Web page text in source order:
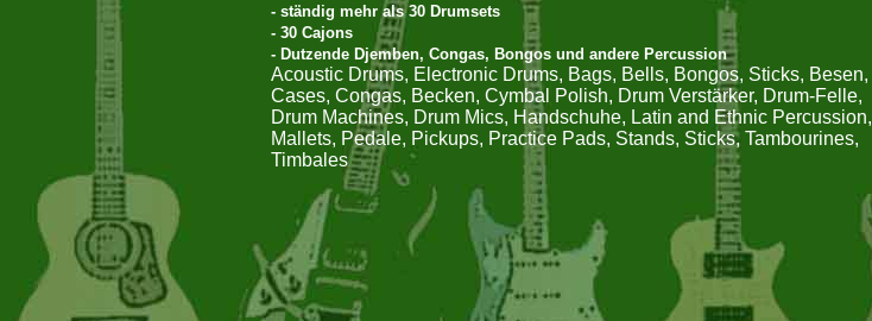
- ständig mehr als 30 Drumsets
- 30 Cajons
- Dutzende Djemben, Congas, Bongos und andere Percussion
Acoustic Drums, Electronic Drums, Bags, Bells, Bongos, Sticks, Besen,
Cases, Congas, Becken, Cymbal Polish, Drum Verstärker, Drum-Felle,
Drum Machines, Drum Mics, Handschuhe, Latin and Ethnic Percussion,
Mallets, Pedale, Pickups, Practice Pads, Stands, Sticks, Tambourines,
Timbales